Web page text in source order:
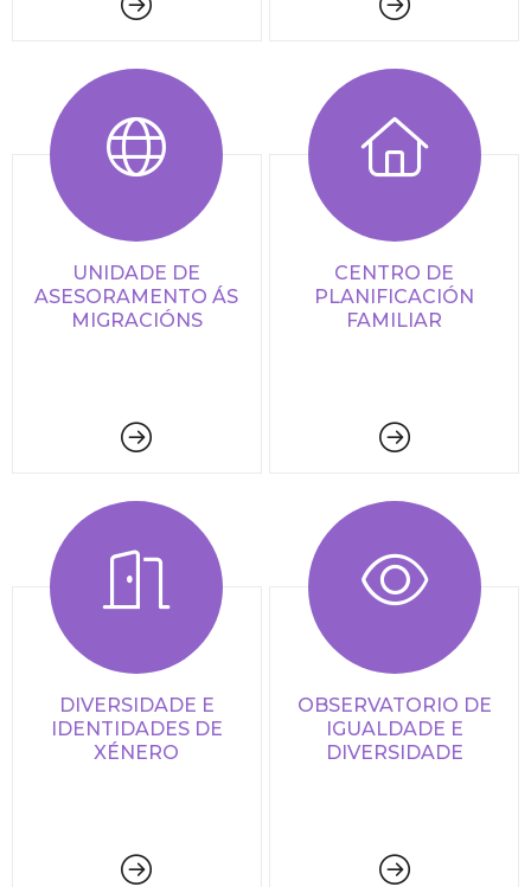
UNIDADE DE
ASESORAMENTO ÁS
MIGRACIÓNS
CENTRO DE
PLANIFICACIÓN
FAMILIAR
DIVERSIDADE E
IDENTIDADES DE
XÉNERO
OBSERVATORIO DE
IGUALDADE E
DIVERSIDADE